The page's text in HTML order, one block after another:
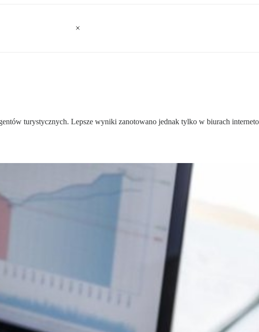
turystycznych. Lepsze wyniki zanotowano jednak tylko w biurach